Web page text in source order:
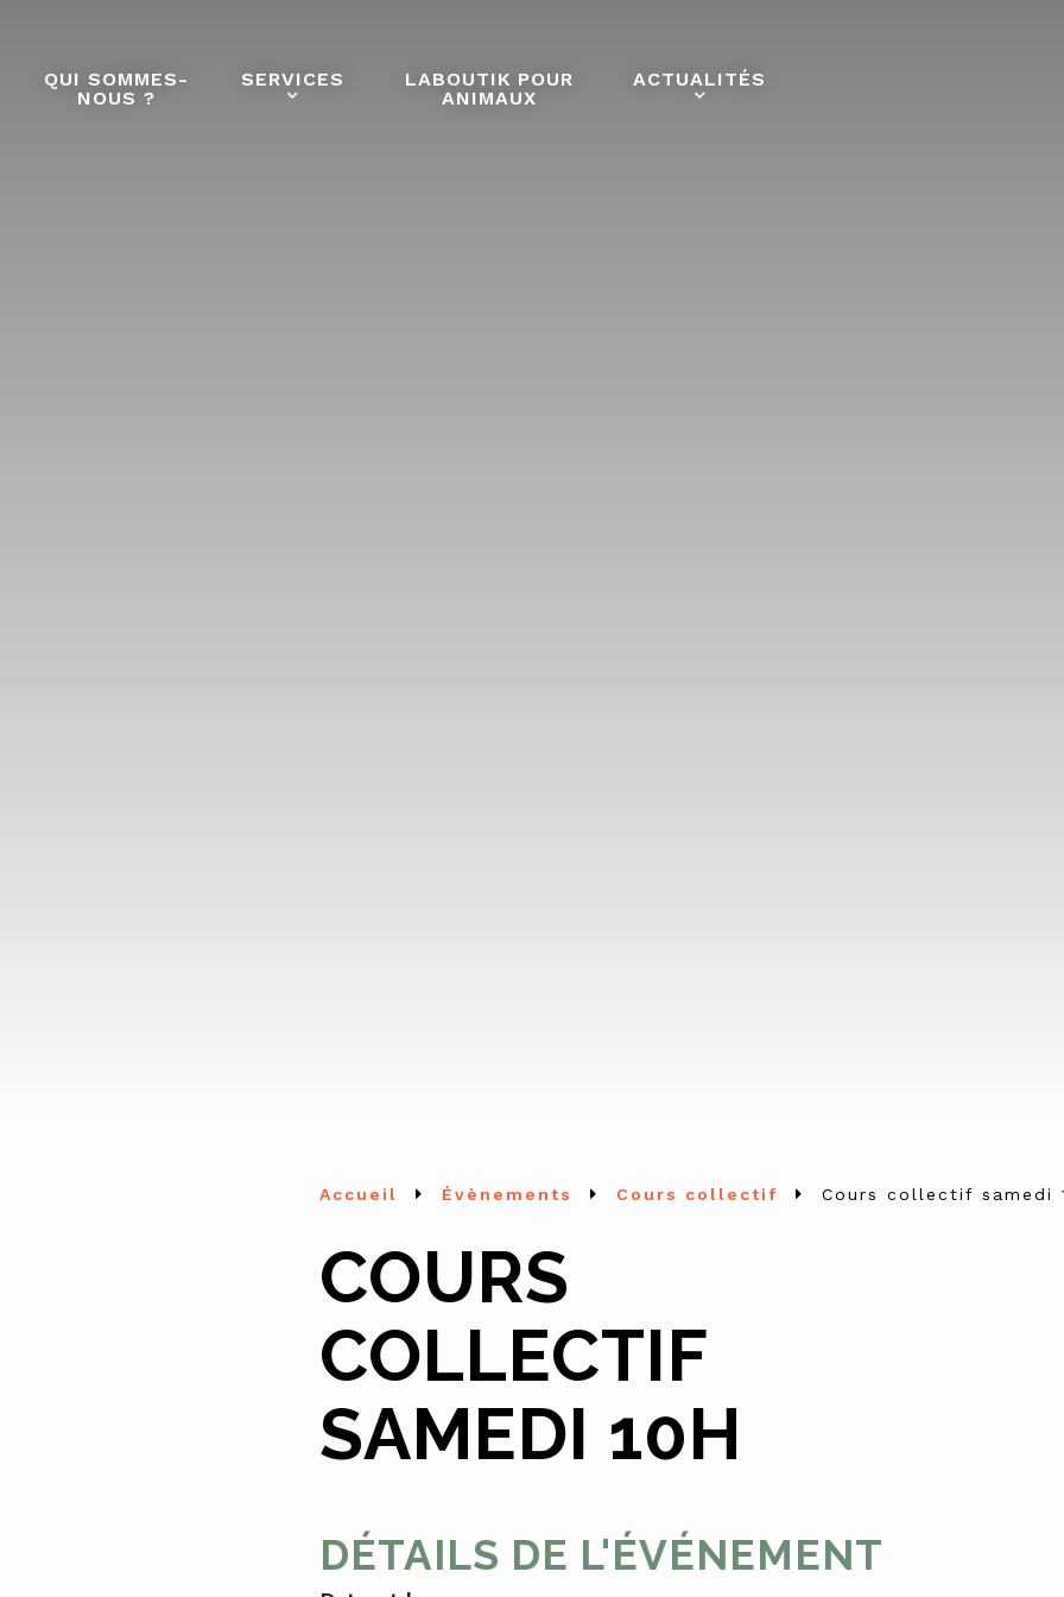
QUI SOMMES-
NOUS ?
SERVICES
LABOUTIK POUR
ANIMAUX
ACTUALITÉS
Accueil Évènements Cours collectif Cours collectif samedi
COURS
COLLECTIF
SAMEDI 10H
DÉTAILS DE L'ÉVÉNEMENT